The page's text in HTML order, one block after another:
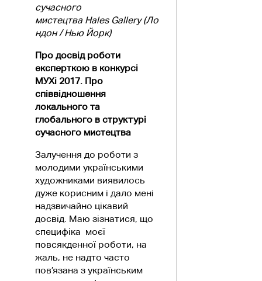
сучасного
мистецтва Hales Gallery(Ло
ндон / Нью Йорк)
Про досвід роботи
експерткою в конкурсі
МУХі 2017. Про
співвідношення
локального та
глобального в структурі
сучасного мистецтва
Залучення до роботи з
молодими українськими
художниками виявилось
дуже корисним і дало мені
надзвичайно цікавий
досвід. Маю зізнатися, що
специфіка моєї
повсякденної роботи, на
жаль, не надто часто
пов’язана з українським